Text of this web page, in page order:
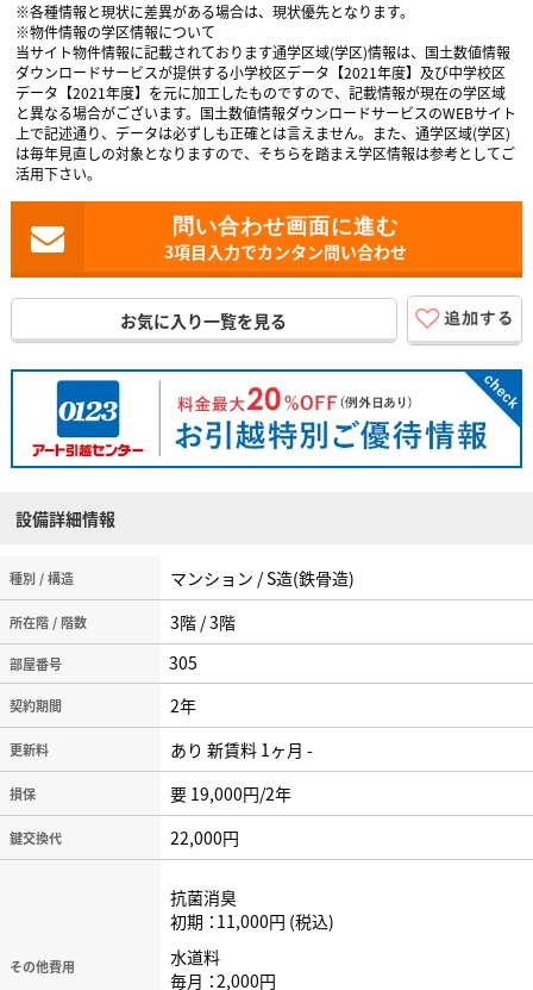
※各種情報と現状に差異がある場合は、現状優先となります。
※物件情報の学区情報について
当サイト物件情報に記載されております通学区域(学区)情報は、国土数値情報
ダウンロードサービスが提供する小学校区データ【2021年度】及び中学校区
データ【2021年度】を元に加工したものですので、記載情報が現在の学区域
と異なる場合がございます。国土数値情報ダウンロードサービスのWEBサイト
上で記述通り、データは必ずしも正確とは言えません。また、通学区域(学区)
は毎年見直しの対象となりますので、そちらを踏まえ学区情報は参考としてご
活用下さい。
3項目入力でカンタン問い合わせ
お気に入り一覧を見る
設備詳細情報
種別 / 構造 マンション / S造(鉄骨造)
所在階 / 階数
3階 / 3階
305
契約期間 2年
更新料 あり 新賃料 1ヶ月 -
損保 要 19,000円/2年
鍵交換代 22,000円
その他費用
抗菌消臭
初期
11,000円 税込
水道料
毎月
2,000円